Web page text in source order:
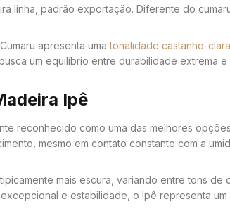
linha, padrão exportação. Diferente do
apresenta umatonalidade castanho-clara
um equilíbrio entre durabilidade extrema
Ipê
reconhecido como uma das melhores
mesmo em contato constante com a
mais escura, variando entre tons
e estabilidade, o Ipê representa